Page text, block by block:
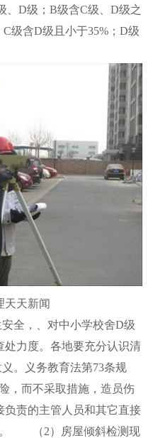
、D级；B级含C级、D级之
级含D级且小于35%；D级
天天新闻
全，、对中小学校舍D级
力度。各地要充分认识清
。义务教育法第73条规
，而不采取措施，造员伤
责的主管人员和其它直接
。 （2）房屋倾斜检测现